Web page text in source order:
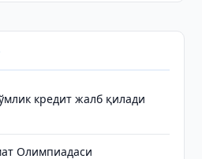
кредит жалб қилади
Олимпиадаси